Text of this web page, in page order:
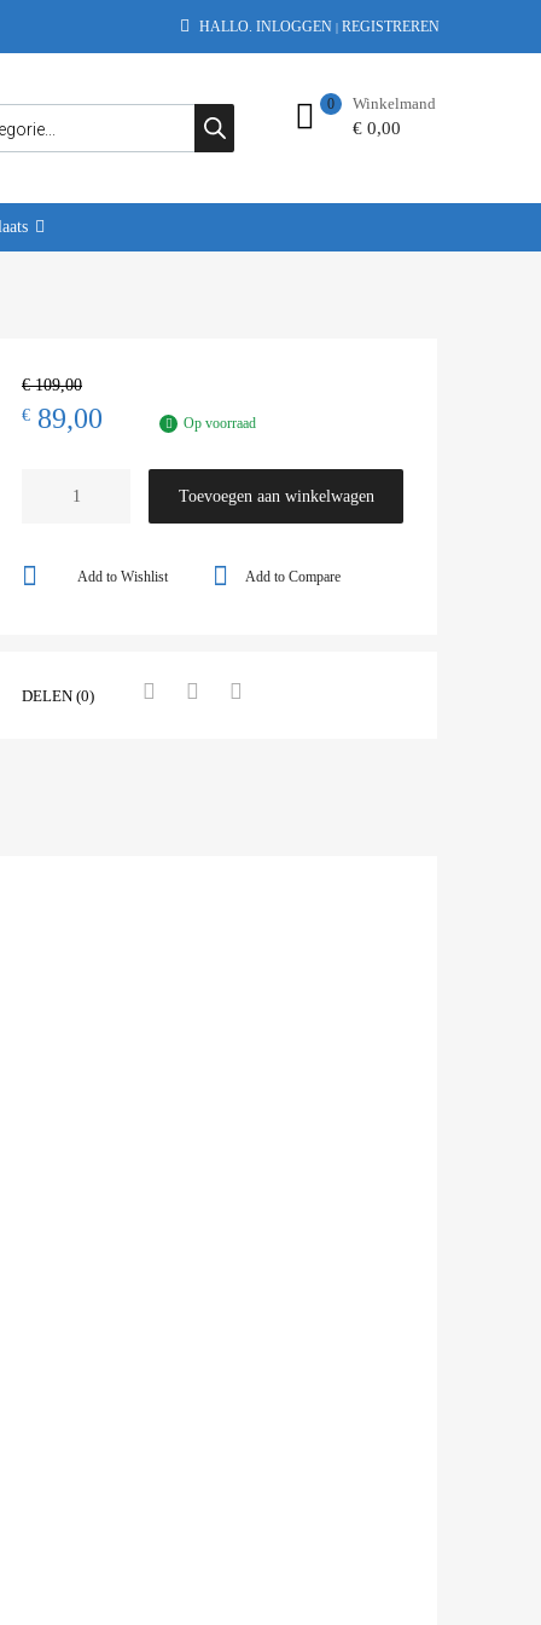
HALLO. INLOGGEN | REGISTREREN
Winkelmand
€ 0,00
0
€109,00
€ 89,00 Op voorraad
Toevoegen aan winkelwagen
Add to Compare
Add to Wishlist
DELEN (0)